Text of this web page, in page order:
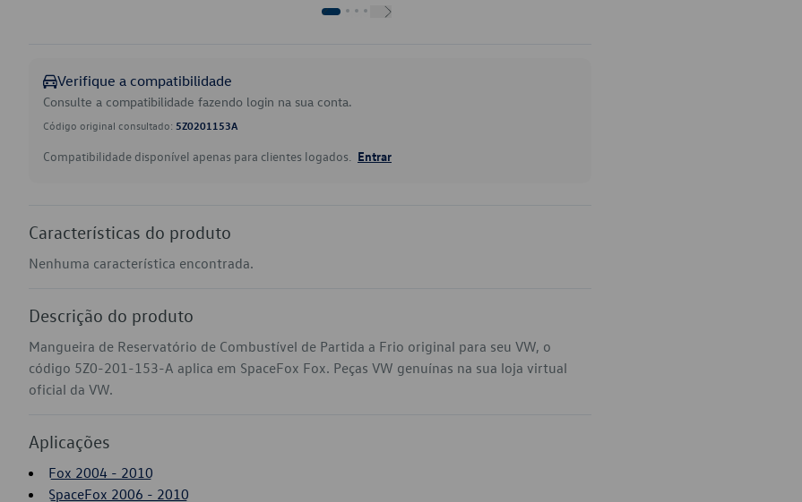
Verifique a compatibilidade
Consulte a compatibilidade fazendo login na sua conta.
Código original consultado: 5Z0201153A
Compatibilidade disponível apenas para clientes logados. Entrar
Características do produto
Nenhuma característica encontrada.
Descrição do produto
Mangueira de Reservatório de Combustível de Partida a Frio original para seu VW, o
código 5Z0-201-153-A aplica em SpaceFox Fox. Peças VW genuínas na sua loja virtual
oficial da VW.
Aplicações
Fox 2004 - 2010
SpaceFox 2006 - 2010